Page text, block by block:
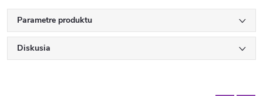
Parametre produktu
Diskusia